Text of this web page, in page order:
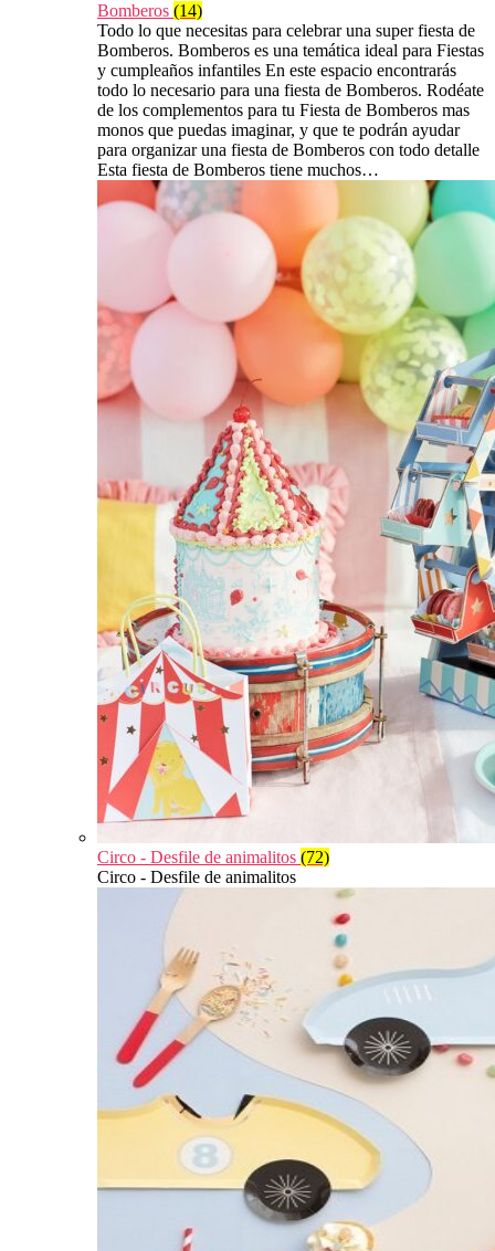
Bomberos (14)
Todo lo que necesitas para celebrar una super fiesta de
Bomberos. Bomberos es una temática ideal para Fiestas
y cumpleaños infantiles En este espacio encontrarás
todo lo necesario para una fiesta de Bomberos. Rodéate
de los complementos para tu Fiesta de Bomberos mas
monos que puedas imaginar, y que te podrán ayudar
para organizar una fiesta de Bomberos con todo detalle
Esta fiesta de Bomberos tiene muchos…
Circo - Desfile de animalitos (72)
Circo - Desfile de animalitos